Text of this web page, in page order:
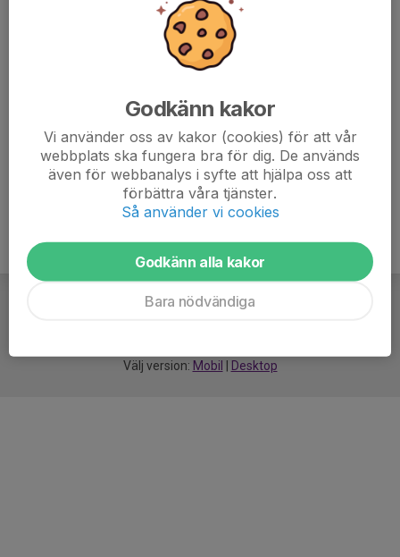
Alla medlemmar från 7 år är välkomna, helt
Tag med skyddsutrustning om ni har!
Välj version: Mobil Desktop
Godkänn kakor
Vi använder oss av kakor (cookies) för att vår
webbplats ska fungera bra för dig. De används
även för webbanalys i syfte att hjälpa oss att
förbättra våra tjänster.
Så använder vi cookies
Godkänn alla kakor
Bara nödvändiga